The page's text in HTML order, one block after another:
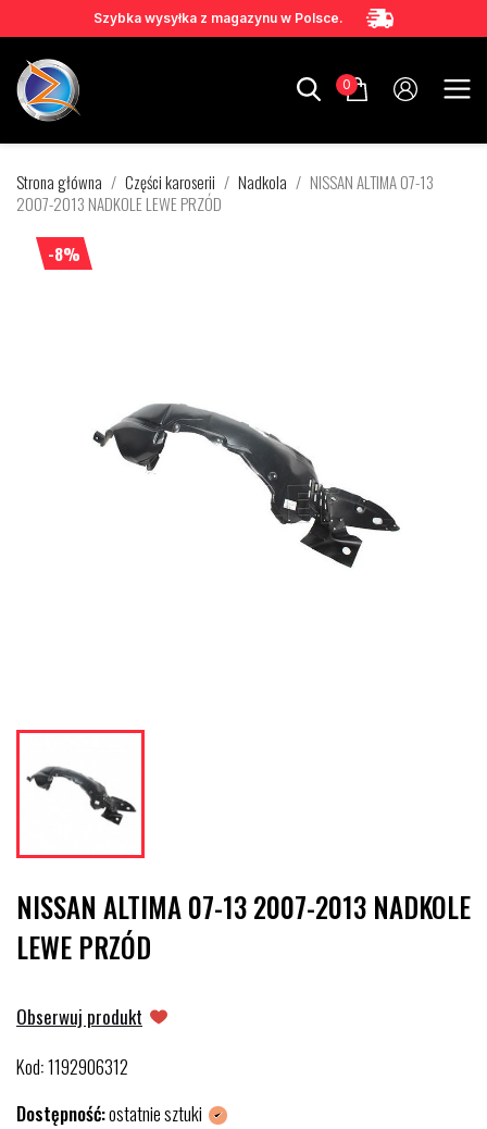
Szybka wysyłka z magazynu w Polsce.
0
Strona główna Części karoserii Nadkola
NISSAN ALTIMA 07-13
2007-2013 NADKOLE LEWE PRZÓD
-8%
NISSAN ALTIMA 07-13 2007-2013 NADKOLE
LEWE PRZÓD
Obserwuj produkt
Kod:1192906312
Dostępność:ostatnie sztuki